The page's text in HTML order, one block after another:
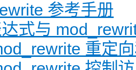
参考手册
式与
重定